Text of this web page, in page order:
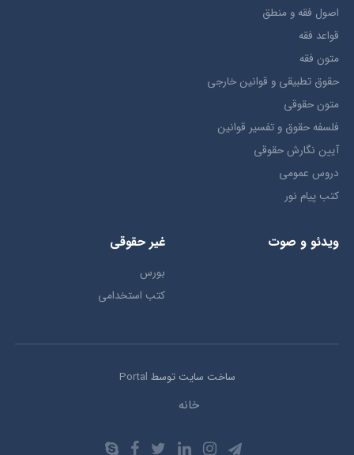
اصول فقه و منطق
قواعد فقه
متون فقه
حقوق تطبيقي و قوانین خارجی
متون حقوقي
فلسفه حقوق و تفسیر قوانین
آیین نگارش حقوقی
دروس عمومی
کتب پیام نور
ویدئو و صوت غیر حقوقی
بورس
کتب استخدامی
ساخت سایت توسط Portal
خانه